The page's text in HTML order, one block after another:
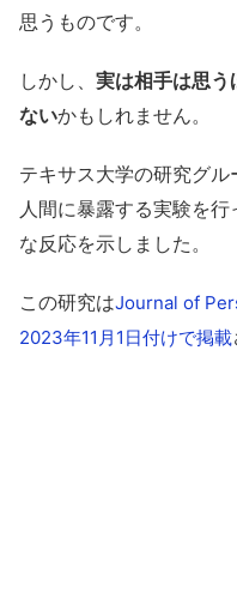
思うものです。
しかし、 実は相手は思う
ないかもしれません。
テキサス大学の研究グ
人間に暴露する実験を
な反応を示しました。
この研究はJournal of
2023年11月1日付けで掲載